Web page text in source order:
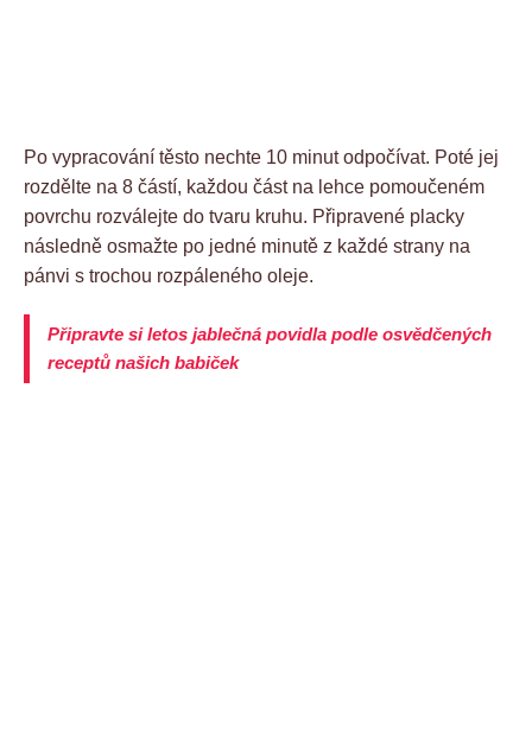
Po vypracování těsto nechte 10 minut odpočívat. Poté jej
rozdělte na 8 částí, každou část na lehce pomoučeném
povrchu rozválejte do tvaru kruhu. Připravené placky
následně osmažte po jedné minutě z každé strany na
pánvi s trochou rozpáleného oleje.
Připravte si letos jablečná povidla podle osvědčených
receptů našich babiček